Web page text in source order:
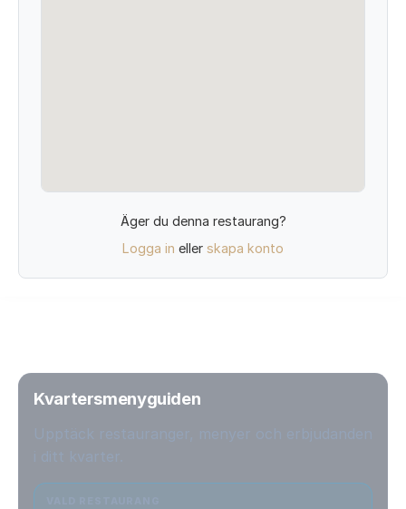
Äger du denna restaurang?
Logga in eller skapa konto
Kvartersmenyguiden